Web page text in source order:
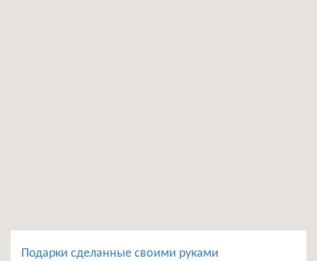
Подарки сделанные своими руками